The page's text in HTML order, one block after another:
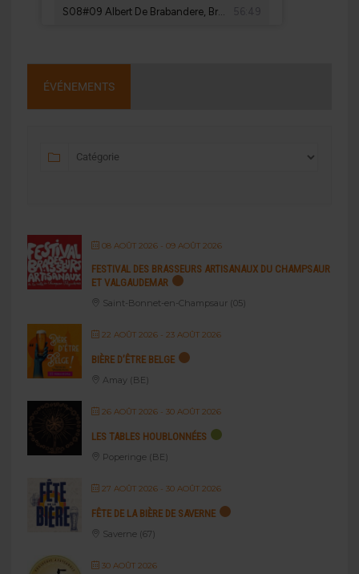
ÉVÉNEMENTS
08 AOÛT 2026- 09 AOÛT 2026
FESTIVAL DES BRASSEURS ARTISANAUX DU CHAMPSAUR
ET VALGAUDEMAR
Saint-Bonnet-en-Champsaur (05)
22 AOÛT 2026- 23 AOÛT 2026
BIÈRE D’ÊTRE BELGE
Amay (BE)
26 AOÛT 2026- 30 AOÛT 2026
LES TABLES HOUBLONNÉES
Poperinge (BE)
27 AOÛT 2026- 30 AOÛT 2026
FÊTE DE LA BIÈRE DE SAVERNE
Saverne (67)
30 AOÛT 2026